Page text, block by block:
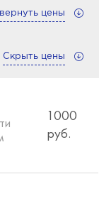
цены
900
Скрыть цены
1000
руб.